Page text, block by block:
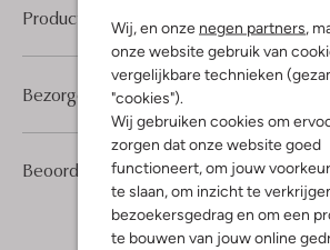
Wij, en onze negen partners,
onze website gebruik van
vergelijkbare technieken
"cookies").
Wij gebruiken cookies om
zorgen dat onze website goed
functioneert, om jouw
te slaan, om inzicht te
bezoekersgedrag en om een
te bouwen van jouw online
Product informatie
Beoordelingen (1) 1
1
1
Ster
Bezorgen & retourneren